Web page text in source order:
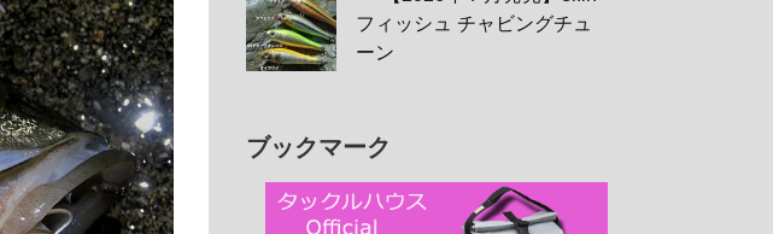
フィッシュ チャビングチュ
ーン
ブックマーク